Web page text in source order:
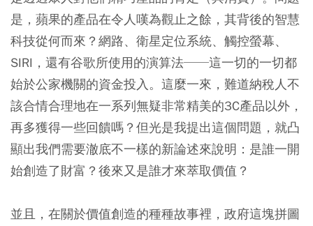
是，蘋果的產品在令人嘆為觀止之餘，其背後的智慧
科技從何而來？網路、衛星定位系統、觸控螢幕、
SIRI，還有谷歌所使用的演算法──這一切的一切都
始於公家機關的資金投入。這麼一來，難道納稅人不
該合情合理地在一系列無疑非常精美的3C產品以外，
再多獲得一些回饋嗎？但光是我提出這個問題，就凸
顯出我們需要澈底不一樣的新論述來說明：是誰一開
始創造了財富？後來又是誰才來萃取價值？
並且，在關於價值創造的種種故事裡，政府這塊拼圖